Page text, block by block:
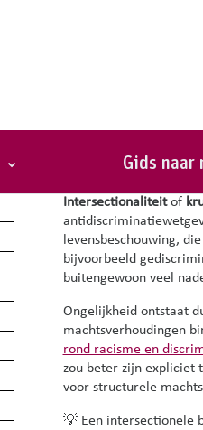
Gids naar
Intersectionaliteitof
levensbeschouwing,
bijvoorbeeld
buitengewoon veel
Ongelijkheid ontstaat
machtsverhoudingen
rond racisme en
zou beter zijn expliciet
voor structurele
💡 Een intersectionele